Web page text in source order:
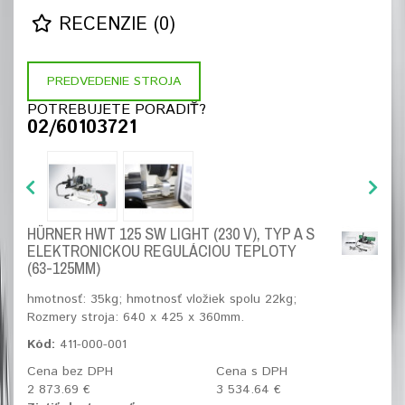
RECENZIE (0)
PREDVEDENIE STROJA
POTREBUJETE PORADIŤ?
02/60103721
HÜRNER HWT 125 SW LIGHT (230 V), TYP A S
ELEKTRONICKOU REGULÁCIOU TEPLOTY
(63-125MM)
hmotnosť: 35kg; hmotnosť vložiek spolu 22kg;
Rozmery stroja: 640 x 425 x 360mm.
Kód: 411-000-001
Cena bez DPH
2 873.69 €
Cena s DPH
3 534.64 €